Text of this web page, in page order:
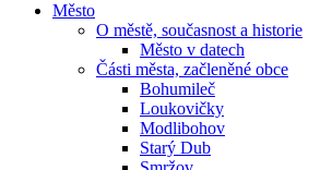
Město
O městě, současnost a historie
Město v datech
Části města, začleněné obce
Bohumileč
Loukovičky
Modlibohov
Starý Dub